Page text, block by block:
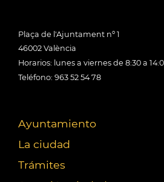
Plaça de l'Ajuntament nº 1
46002 València
Horarios: lunes a viernes de 8:30 a
Teléfono: 963 52 54 78
Ayuntamiento
La ciudad
Trámites